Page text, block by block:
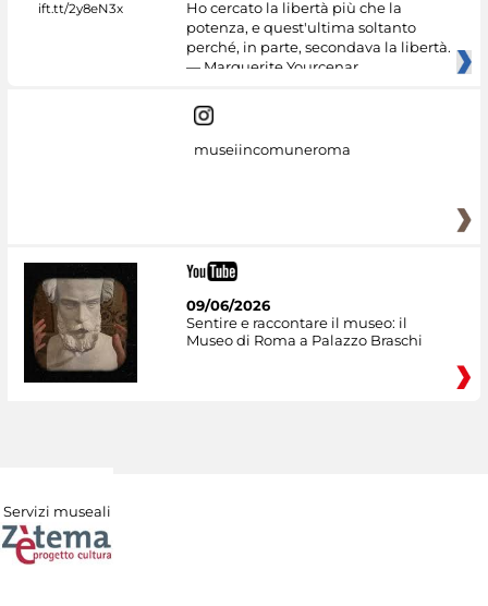
Ho cercato la libertà più che la
potenza, e quest'ultima soltanto
perché, in parte, secondava la libertà.
— Marguerite Yourcenar
museiincomuneroma
09/06/2026
Sentire e raccontare il museo: il
Museo di Roma a Palazzo Braschi
Servizi museali